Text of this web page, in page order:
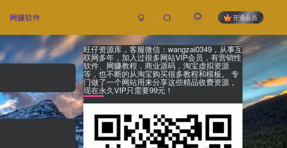
网赚软件 开通会员
旺仔资源库，客服微信：wangzai0349，从事互
联网多年，加入过很多网站VIP会员，有营销性
软件、网赚教程，商业源码，淘宝虚拟资源
等，也不断的从淘宝购买很多教程和模板。 专
门做了一个网站用来分享这些精品收费资源，
现在永久VIP只需要99元！